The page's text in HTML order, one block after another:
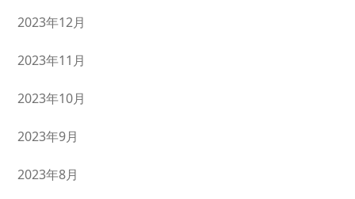
2023年12月
2023年11月
2023年10月
2023年9月
2023年8月